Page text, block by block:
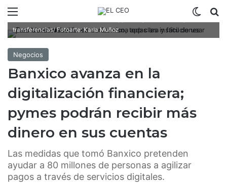
Tras las modificaciones de Banxico, todas las instituciones
transferencias/ Fotoarte: Karla Muñoz
Negocios
Banxico avanza en la
digitalización financiera;
pymes podrán recibir más
dinero en sus cuentas
Las medidas que tomó Banxico pretenden
ayudar a 80 millones de personas a agilizar
pagos a través de servicios digitales.